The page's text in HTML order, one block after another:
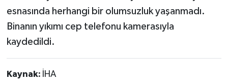
esnasında herhangi bir olumsuzluk yaşanmadı.
Binanın yıkımı cep telefonu kamerasıyla
kaydedildi.
Kaynak: İHA